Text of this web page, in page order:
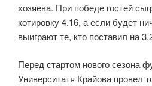
хозяева. При победе гостей
котировку 4.16, а если будет
выиграют те, кто поставил на
Перед стартом нового сезона
Университатя Крайова провел